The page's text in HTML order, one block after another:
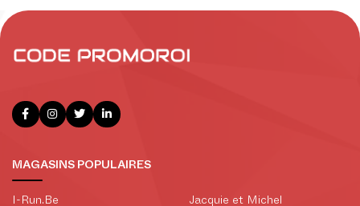
MAGASINS POPULAIRES
I-Run.Be Jacquie et Michel